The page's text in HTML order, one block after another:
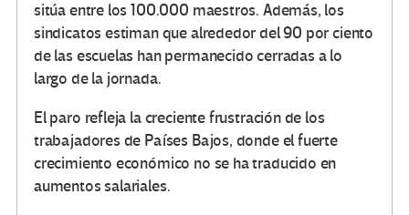
sitúa entre los 100.000 maestros. Además, los
sindicatos estiman que alrededor del 90 por ciento
de las escuelas han permanecido cerradas a lo
largo de la jornada.
El paro refleja la creciente frustración de los
trabajadores de Países Bajos, donde el fuerte
crecimiento económico no se ha traducido en
aumentos salariales.